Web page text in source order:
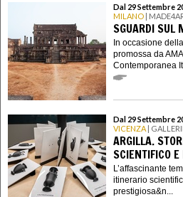
Dal 29 Settembre
MILANO |
SGUARDI SUL
In occasione
promossa da
Contemporanea
Dal 29 Settembre
VICENZA |
ARGILLA.
SCIENTIFICO
L’affascinante
itinerario
prestigiosa&n...